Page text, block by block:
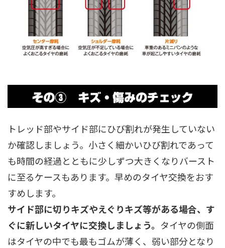
トレッド部やサイド部にひび割れが発生していない
か確認しましょう。小さく細かいひび割れであって
も時間の経過とともに少しずつ大きくなりバースト
に至るケースもあります。早めのタイヤ交換をおす
すめします。
サイド部に切りキズやえぐりキズ等がある場合、す
ぐに新しいタイヤに交換しましょう。 タイヤの側面
はタイヤの中でも最もゴムが薄く、弱い部分となり